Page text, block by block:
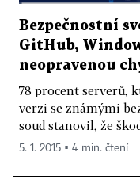
Bezpečnostní
GitHub,
neopravenou
78 procent serverů,
verzi se známými
soud stanovil, že
5. 1. 2015 ▪ 4 min. čtení